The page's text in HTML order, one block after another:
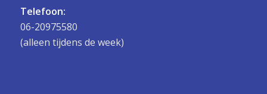
Telefoon:
06-20975580
(alleen tijdens de week)